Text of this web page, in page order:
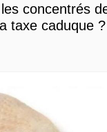
les concentrés
taxe caduque ?